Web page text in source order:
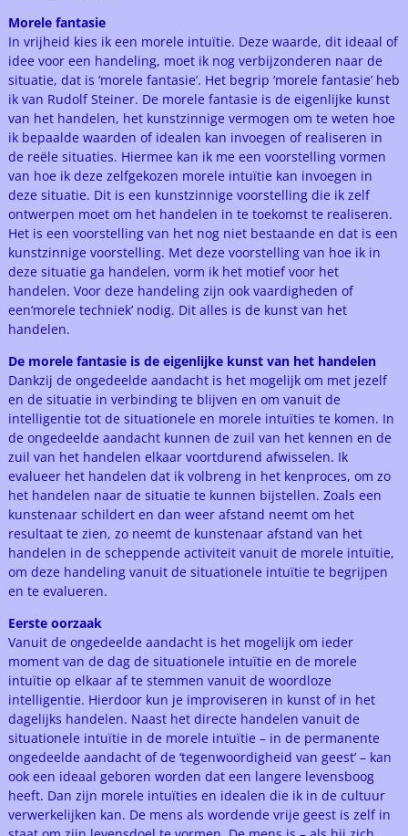
Morele fantasie
In vrijheid kies ik een morele intuïtie. Deze waarde, dit ideaal of
idee voor een handeling, moet ik nog verbijzonderen naar de
situatie, dat is ‘morele fantasie’. Het begrip ‘morele fantasie’ heb
ik van Rudolf Steiner. De morele fantasie is de eigenlijke kunst
van het handelen, het kunstzinnige vermogen om te weten hoe
ik bepaalde waarden of idealen kan invoegen of realiseren in
de reële situaties. Hiermee kan ik me een voorstelling vormen
van hoe ik deze zelfgekozen morele intuïtie kan invoegen in
deze situatie. Dit is een kunstzinnige voorstelling die ik zelf
ontwerpen moet om het handelen in te toekomst te realiseren.
Het is een voorstelling van het nog niet bestaande en dat is een
kunstzinnige voorstelling. Met deze voorstelling van hoe ik in
deze situatie ga handelen, vorm ik het motief voor het
handelen. Voor deze handeling zijn ook vaardigheden of
een‘morele techniek’ nodig. Dit alles is de kunst van het
handelen.
De morele fantasie is de eigenlijke kunst van het handelen
Dankzij de ongedeelde aandacht is het mogelijk om met jezelf
en de situatie in verbinding te blijven en om vanuit de
intelligentie tot de situationele en morele intuïties te komen. In
de ongedeelde aandacht kunnen de zuil van het kennen en de
zuil van het handelen elkaar voortdurend afwisselen. Ik
evalueer het handelen dat ik volbreng in het kenproces, om zo
het handelen naar de situatie te kunnen bijstellen. Zoals een
kunstenaar schildert en dan weer afstand neemt om het
resultaat te zien, zo neemt de kunstenaar afstand van het
handelen in de scheppende activiteit vanuit de morele intuïtie,
om deze handeling vanuit de situationele intuïtie te begrijpen
en te evalueren.
Eerste oorzaak
Vanuit de ongedeelde aandacht is het mogelijk om ieder
moment van de dag de situationele intuïtie en de morele
intuïtie op elkaar af te stemmen vanuit de woordloze
intelligentie. Hierdoor kun je improviseren in kunst of in het
dagelijks handelen. Naast het directe handelen vanuit de
situationele intuïtie in de morele intuïtie – in de permanente
ongedeelde aandacht of de ‘tegenwoordigheid van geest’ – kan
ook een ideaal geboren worden dat een langere levensboog
heeft. Dan zijn morele intuïties en idealen die ik in de cultuur
verwerkelijken kan. De mens als wordende vrije geest is zelf in